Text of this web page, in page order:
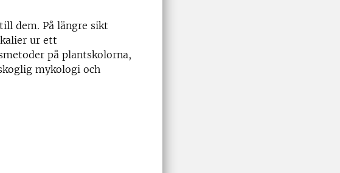
dem. På längre sikt
ur ett
på plantskolorna,
mykologi och